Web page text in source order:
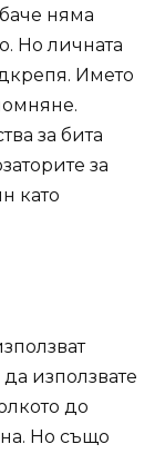
няма
Но личната
Името
за бита
за
като
използвате
до
Но също